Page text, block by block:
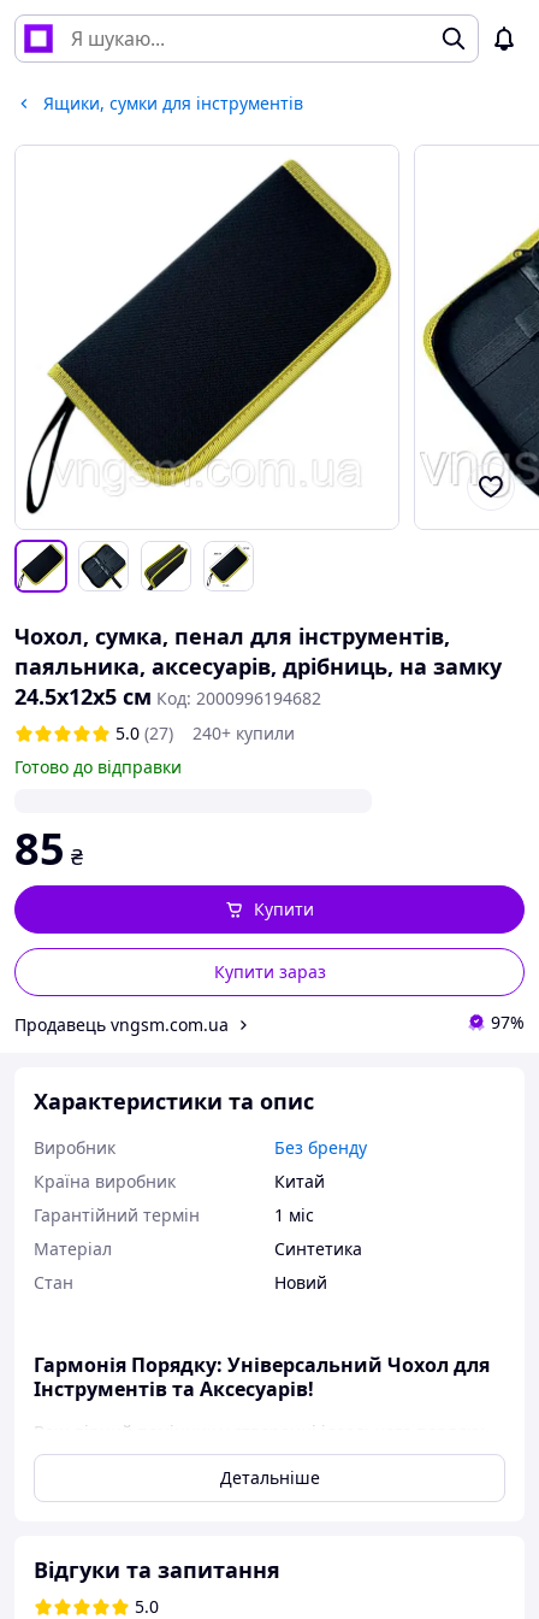
Ящики, сумки для інструментів
Чохол, сумка, пенал для інструментів,
паяльника, аксесуарів, дрібниць, на замку
24.5x12x5 см Код: 2000996194682
5.0 (27)
240+ купили
Готово до відправки
85 ₴
Купити зараз
Купити
Продавець vngsm.com.ua 97%
Характеристики та опис
Виробник
Без бренду
Країна виробник
Китай
Гарантійний термін
1 міс
Матеріал
Синтетика
Стан
Новий
Гармонія Порядку: Універсальний Чохол для
Інструментів та Аксесуарів!
Ваш вірний помічник у створенні ідеального порядку
та акуратності —багатофункціональний чохол,
виконаний з високоміцного матеріалу оксфорд, який
призначений як для професіоналів, так і для ентузіастів
інші дрібні предмети, забезпечуючи їх безпеку та
готовність до миттєвого використання.
Детальніше
Відгуки та запитання
5.0